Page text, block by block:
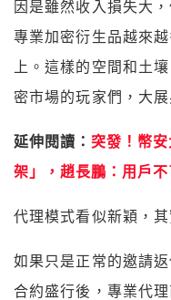
因是雖然收入損失大
專業加密衍生品越來
上。這樣的空間和土
密市場的玩家們，大展
延伸閱讀： 突發！幣
架」，趙長鵬：用戶
代理模式看似新穎，
如果只是正常的邀請
合約盛行後，專業代